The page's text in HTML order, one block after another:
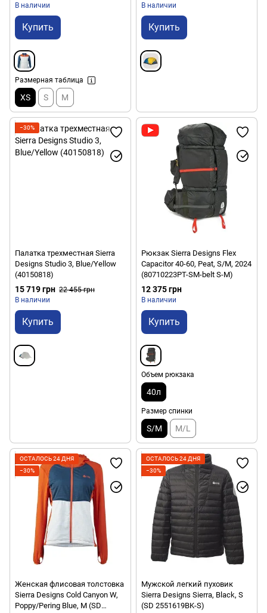
В наличии
Купить
Размерная таблица
XS S M
В наличии
Купить
−30%
Палатка трехместная Sierra
Designs Studio 3, Blue/Yellow
(40150818)
15 719 грн 22 455 грн
В наличии
Купить
Рюкзак Sierra Designs Flex
Capacitor 40-60, Peat, S/M, 2024
(80710223PT-SM-belt S-M)
12 375 грн
В наличии
Купить
Объем рюкзака
40л
Размер спинки
S/M M/L
ОСТАЛОСЬ 24 ДНЯ
−30%
Женская флисовая толстовка
Sierra Designs Cold Canyon W,
Poppy/Pering Blue, M (SD
ОСТАЛОСЬ 24 ДНЯ
−30%
Мужской легкий пуховик
Sierra Designs Sierra, Black, S
(SD 2551619BK-S)